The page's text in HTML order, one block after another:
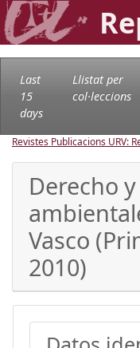
Last
15
days
Llistat per
col·leccions
Revistes Publicacions URV:
Derecho
Vasco
2010)